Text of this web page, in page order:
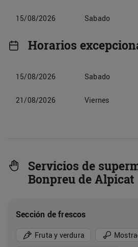
15/08/2026 Sabado
Horarios
15/08/2026 Sabado
21/08/2026 Viernes
Servicios de
Bonpreu de Alpicat
Sección de frescos
Fruta y verdura